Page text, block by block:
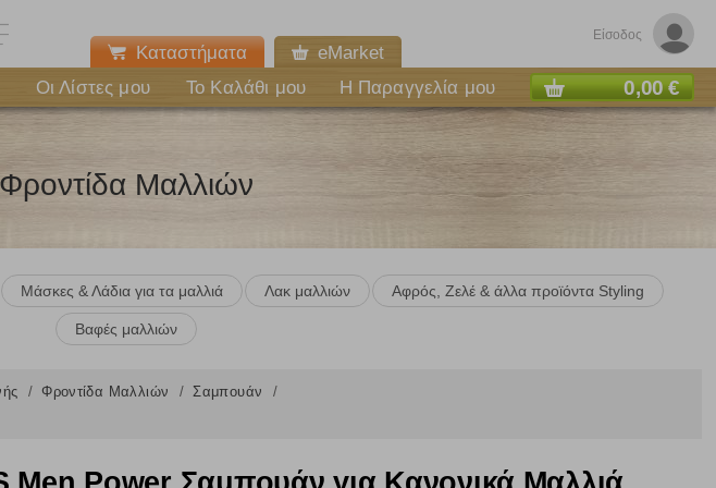
Είσοδος
Καταστήματα
eMarket
Οι Λίστες μου Το Καλάθι μου Η Παραγγελία μου 0,00 €
Φροντίδα Μαλλιών
Μάσκες & Λάδια για τα μαλλιά Λακ μαλλιών Αφρός, Ζελέ & άλλα προϊόντα Styling
Βαφές μαλλιών
Φροντίδα Μαλλιών
Σαμπουάν